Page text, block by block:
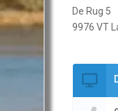
De Rug 5
9976 VT